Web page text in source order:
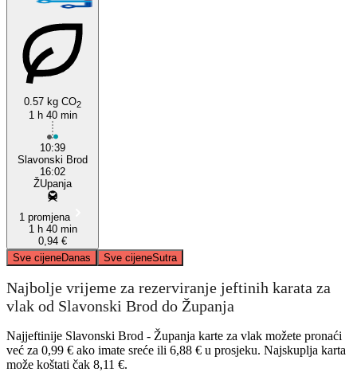
0.57 kg CO2
1 h 40 min
10:39
Slavonski Brod
16:02
ŽUpanja
1 promjena
1 h 40 min
0,94 €
Sve cijeneDanas Sve cijeneSutra
Najbolje vrijeme za rezerviranje jeftinih karata za
vlak od Slavonski Brod do Županja
Najjeftinije Slavonski Brod - Županja karte za vlak možete pronaći
već za 0,99 € ako imate sreće ili 6,88 € u prosjeku. Najskuplja karta
može koštati čak 8,11 €.